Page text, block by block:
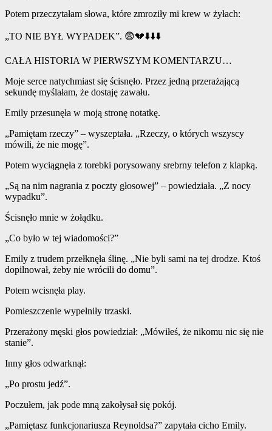
Potem przeczytałam słowa, które zmroziły mi krew w żyłach:
„TO NIE BYŁ WYPADEK”. 😨💔⬇️⬇️⬇️
CAŁA HISTORIA W PIERWSZYM KOMENTARZU…
Moje serce natychmiast się ścisnęło. Przez jedną przerażającą
sekundę myślałam, że dostaję zawału.
Emily przesunęła w moją stronę notatkę.
„Pamiętam rzeczy” – wyszeptała. „Rzeczy, o których wszyscy
mówili, że nie mogę”.
Potem wyciągnęła z torebki porysowany srebrny telefon z klapką.
„Są na nim nagrania z poczty głosowej” – powiedziała. „Z nocy
wypadku”.
Ścisnęło mnie w żołądku.
„Co było w tej wiadomości?”
Emily z trudem przełknęła ślinę. „Nie byli sami na tej drodze. Ktoś
dopilnował, żeby nie wrócili do domu”.
Potem wcisnęła play.
Pomieszczenie wypełniły trzaski.
Przerażony męski głos powiedział: „Mówiłeś, że nikomu nic się nie
stanie”.
Inny głos odwarknął:
„Po prostu jedź”.
Poczułem, jak pode mną zakołysał się pokój.
„Pamiętasz funkcjonariusza Reynoldsa?” zapytała cicho Emily.